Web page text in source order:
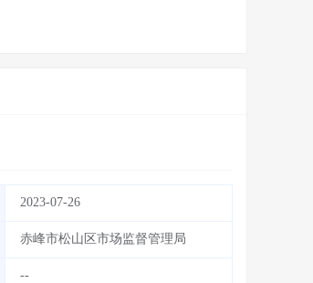
2023-07-26
赤峰市松山区市场监督管理局
--